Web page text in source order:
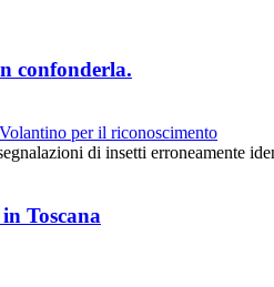
confonderla.
per il riconoscimento
di insetti erroneamente
Toscana